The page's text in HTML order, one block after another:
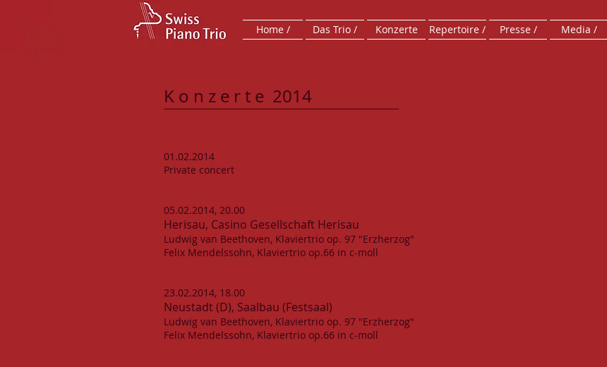
Home / Das Trio / Konzerte Repertoire / Presse / Media /
K o n z e r t e 2014
01.02.2014
Private concert
05.02.2014, 20.00
Herisau, Casino Gesellschaft Herisau
Ludwig van Beethoven, Klaviertrio op. 97 "Erzherzog"
Felix Mendelssohn, Klaviertrio op.66 in c-moll
23.02.2014, 18.00
Neustadt (D), Saalbau (Festsaal)
Ludwig van Beethoven, Klaviertrio op. 97 "Erzherzog"
Felix Mendelssohn, Klaviertrio op.66 in c-moll